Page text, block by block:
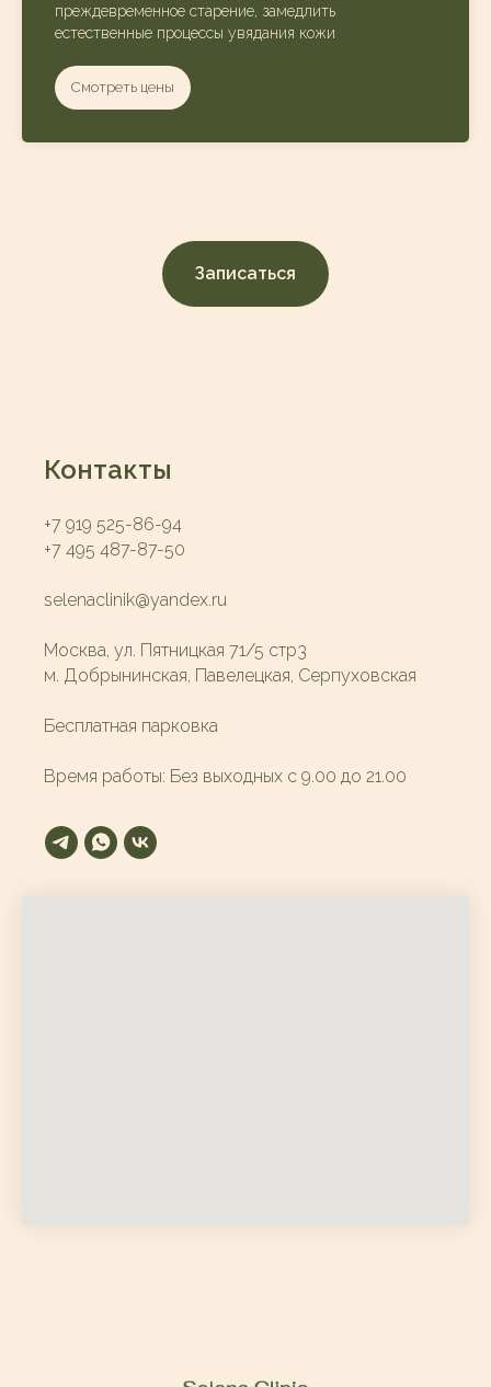
преждевременное старение, замедлить
естественные процессы увядания кожи
Смотреть цены
Записаться
Контакты
+7 919 525-86-94
+7 495 487-87-50
selenaclinik@yandex.ru
Москва, ул. Пятницкая 71/5 стр3
м. Добрынинская, Павелецкая, Серпуховская
Бесплатная парковка
Время работы: Без выходных с 9.00 до 21.00